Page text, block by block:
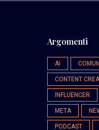
Argomenti
AI
CONTENT
INFLUENCER
META
PODCAST